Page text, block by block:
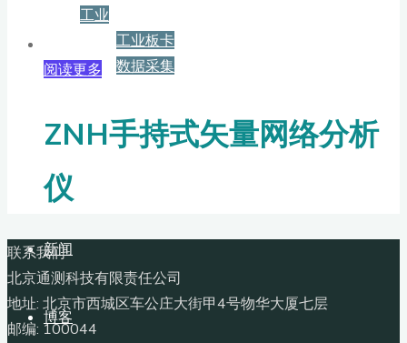
工业
工业板卡
数据采集
资源下载
新闻
博客
阅读更多
ZNH手持式矢量网络分析
仪
联系我们
北京通测科技有限责任公司
地址: 北京市西城区车公庄大街甲4号物华大厦七层
邮编: 100044